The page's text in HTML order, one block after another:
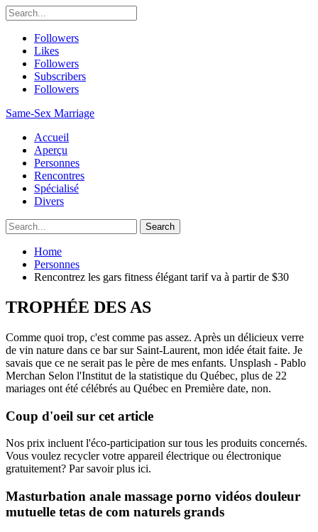
Followers
Likes
Followers
Subscribers
Followers
Same-Sex Marriage
Accueil
Aperçu
Personnes
Rencontres
Spécialisé
Divers
Home
Personnes
Rencontrez les gars fitness élégant tarif va à partir de $30
TROPHÉE DES AS
Comme quoi trop, c'est comme pas assez. Après un délicieux verre
de vin nature dans ce bar sur Saint-Laurent, mon idée était faite. Je
savais que ce ne serait pas le père de mes enfants. Unsplash - Pablo
Merchan Selon l'Institut de la statistique du Québec, plus de 22
mariages ont été célébrés au Québec en Première date, non.
Coup d'oeil sur cet article
Nos prix incluent l'éco-participation sur tous les produits concernés.
Vous voulez recycler votre appareil électrique ou électronique
gratuitement? Par savoir plus ici.
Masturbation anale massage porno vidéos douleur
mutuelle tetas de com naturels grands